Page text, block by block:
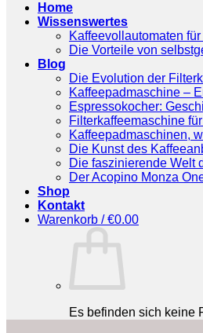
Home
Wissenswertes
Kaffeevollautomaten
Die Vorteile von
Blog
Die Evolution der
Kaffeepadmaschine –
Espressokocher:
Filterkaffeemaschine
Kaffeepadmaschinen,
Die Kunst des
Die faszinierende Welt
Der Acopino Monza
Shop
Kontakt
Warenkorb /€0.00
Es befinden sich keine